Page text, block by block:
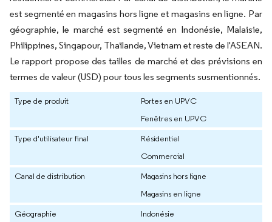
est segmenté en magasins hors ligne et magasins en ligne. Par
géographie, le marché est segmenté en Indonésie, Malaisie,
Philippines, Singapour, Thaïlande, Vietnam et reste de l'ASEAN.
Le rapport propose des tailles de marché et des prévisions en
termes de valeur (USD) pour tous les segments susmentionnés.
Type de produit
Portes en UPVC
Fenêtres en UPVC
Type d'utilisateur final
Résidentiel
Commercial
Canal de distribution
Magasins hors ligne
Magasins en ligne
Géographie
Indonésie